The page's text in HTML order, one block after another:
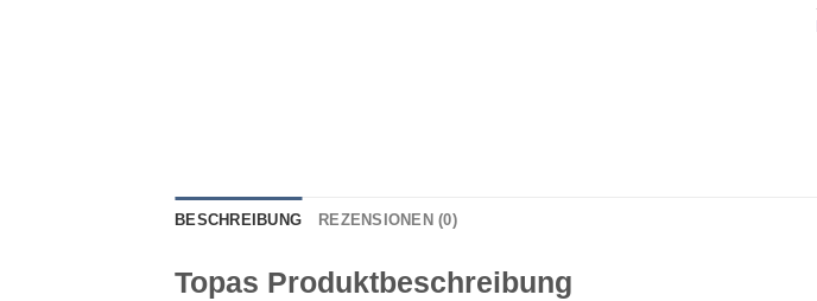
BESCHREIBUNG REZENSIONEN (0)
Topas Produktbeschreibung